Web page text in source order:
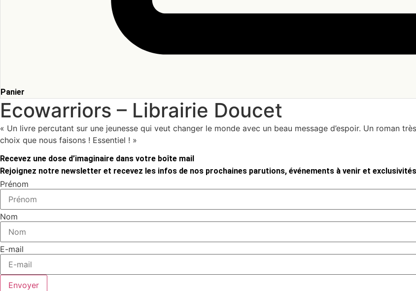
Panier
Ecowarriors – Librairie Doucet
« Un livre percutant sur une jeunesse qui veut changer le monde avec un beau message d’espoir. Un roman
choix que nous faisons ! Essentiel ! »
Recevez une dose d’imaginaire dans votre boîte mail
Rejoignez notre newsletter et recevez les infos de nos prochaines parutions, événements à venir et exclusivités
Prénom
Nom
E-mail
Envoyer